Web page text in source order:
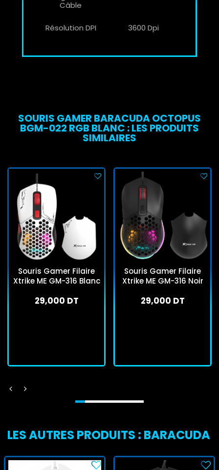
Câble
Résolution DPI 3600 Dpi
SOURIS GAMER BARACUDA OCTOPUS
BGM-022 RGB BLANC : LES PRODUITS
SIMILAIRES
Souris Gamer Filaire
Xtrike ME GM-316 Blanc
29,000 DT
Souris Gamer Filaire
Xtrike ME GM-316 Noir
29,000 DT
LES AUTRES PRODUITS : BARACUDA